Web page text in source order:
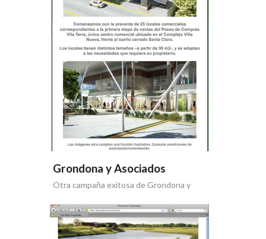
Grondona y Asociados
Otra campaña exitosa de Grondona y